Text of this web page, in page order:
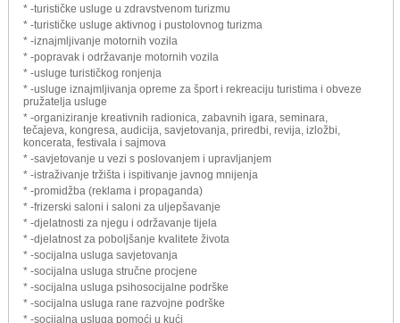
* -turističke usluge u zdravstvenom turizmu
* -turističke usluge aktivnog i pustolovnog turizma
* -iznajmljivanje motornih vozila
* -popravak i održavanje motornih vozila
* -usluge turističkog ronjenja
* -usluge iznajmljivanja opreme za šport i rekreaciju turistima i obveze
pružatelja usluge
* -organiziranje kreativnih radionica, zabavnih igara, seminara,
tečajeva, kongresa, audicija, savjetovanja, priredbi, revija, izložbi,
koncerata, festivala i sajmova
* -savjetovanje u vezi s poslovanjem i upravljanjem
* -istraživanje tržišta i ispitivanje javnog mnijenja
* -promidžba (reklama i propaganda)
* -frizerski saloni i saloni za uljepšavanje
* -djelatnosti za njegu i održavanje tijela
* -djelatnost za poboljšanje kvalitete života
* -socijalna usluga savjetovanja
* -socijalna usluga stručne procjene
* -socijalna usluga psihosocijalne podrške
* -socijalna usluga rane razvojne podrške
* -socijalna usluga pomoći u kući